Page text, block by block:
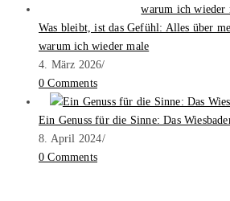
Was bleibt, ist das Gefühl: Alles über
warum ich wieder male
4. März 2026/
0 Comments
Ein Genuss für die Sinne: Das
8. April 2024/
0 Comments